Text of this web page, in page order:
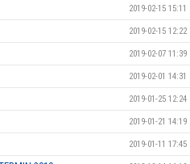
2019-02-15 15:11
2019-02-15 12:22
2019-02-07 11:39
2019-02-01 14:31
2019-01-25 12:24
2019-01-21 14:19
2019-01-11 17:45